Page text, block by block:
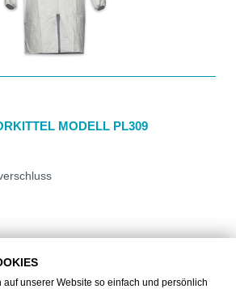
MODELL PL309
DETAILS
auf unserer Website so einfach und persönlich